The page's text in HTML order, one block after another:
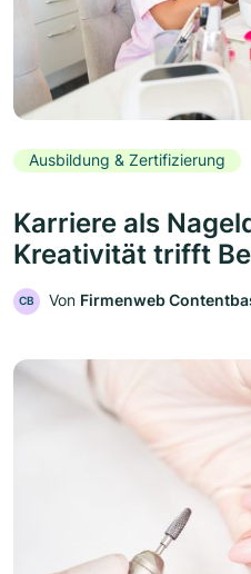
Ausbildung & Zertifizierung
Karriere als
Kreativität trifft
CB Von Firmenweb